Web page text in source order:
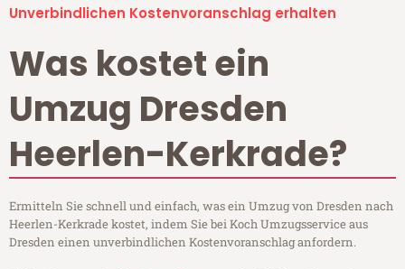
Unverbindlichen Kostenvoranschlag erhalten
Was kostet ein
Umzug Dresden
Heerlen-Kerkrade?
Ermitteln Sie schnell und einfach, was ein Umzug von Dresden nach
Heerlen-Kerkrade kostet, indem Sie bei Koch Umzugsservice aus
Dresden einen unverbindlichen Kostenvoranschlag anfordern.